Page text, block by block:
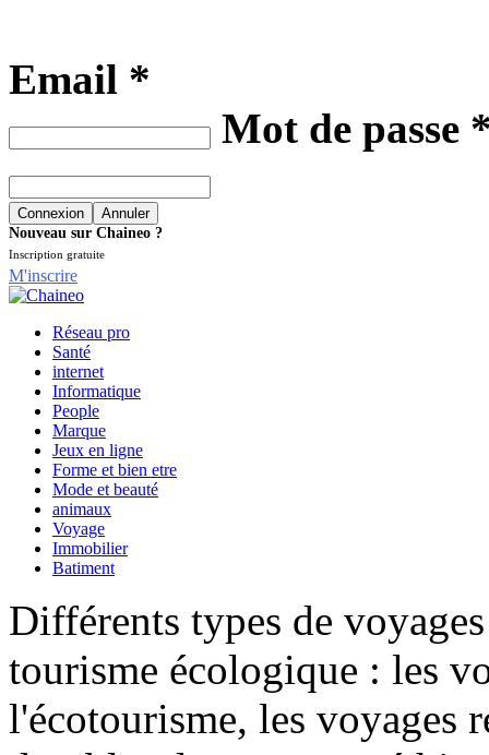
Email *
Mot de passe
Nouveau sur Chaineo ?
Inscription gratuite
M'inscrire
Réseau pro
Santé
internet
Informatique
People
Marque
Jeux en ligne
Forme et bien etre
Mode et beauté
animaux
Voyage
Immobilier
Batiment
Différents types de
tourisme écologique : les
l'écotourisme, les voyages